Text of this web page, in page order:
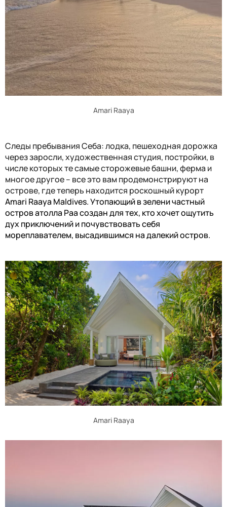
Amari Raaya
Следы пребывания Себа: лодка, пешеходная дорожка
через заросли, художественная студия, постройки, в
числе которых те самые сторожевые башни, ферма и
многое другое – все это вам продемонстрируют на
острове, где теперь находится роскошный курорт
Amari Raaya Maldives. Утопающий в зелени частный
остров атолла Раа создан для тех, кто хочет ощутить
дух приключений и почувствовать себя
мореплавателем, высадившимся на далекий остров.
Amari Raaya